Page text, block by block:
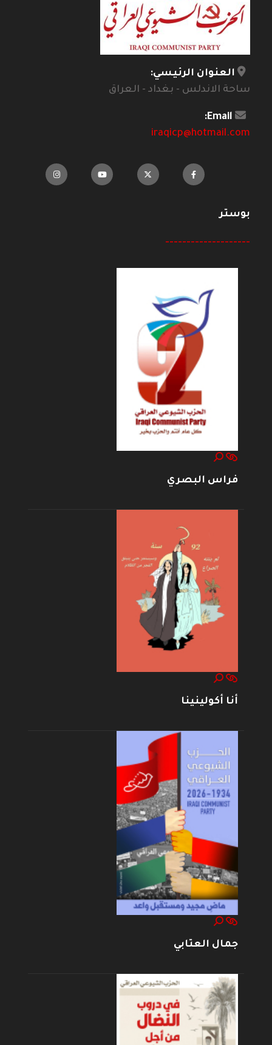
العنوان الرئيسي:
ساحة الاندلس - بغداد - العراق
Email:
iraqicp@hotmail.com
بوستر
--------------------
فراس البصري
أنا أكولينينا
جمال العتابي